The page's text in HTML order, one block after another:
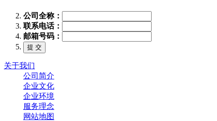
公司全称：
联系电话：
邮箱号码：
关于我们
公司简介
企业文化
企业环境
服务理念
网站地图